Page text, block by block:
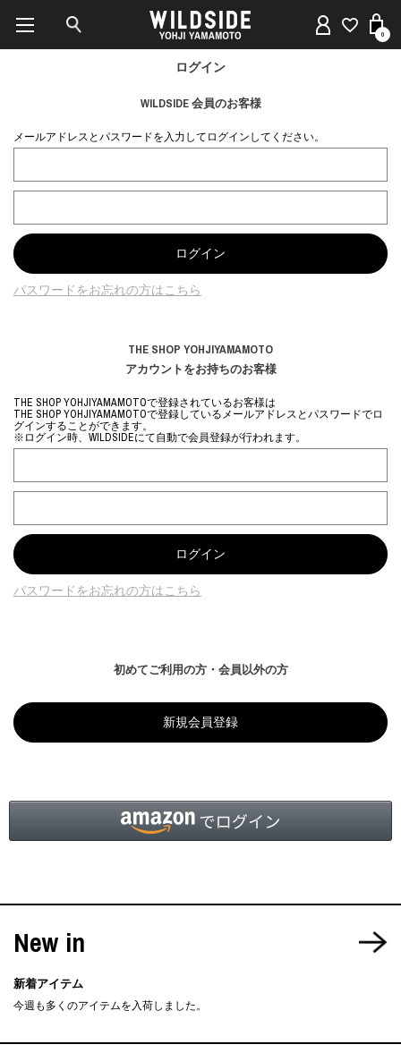
0
ログイン
WILDSIDE 会員のお客様
メールアドレスとパスワードを入力してログインしてください。
パスワードをお忘れの方はこちら
THE SHOP YOHJIYAMAMOTO
アカウントをお持ちのお客様
THE SHOP YOHJIYAMAMOTOで登録されているお客様は
THE SHOP YOHJIYAMAMOTOで登録しているメールアドレスとパスワードでロ
グインすることができます。
※ログイン時、WILDSIDEにて自動で会員登録が行われます。
パスワードをお忘れの方はこちら
初めてご利用の方・会員以外の方
New in
新着アイテム
今週も多くのアイテムを入荷しました。